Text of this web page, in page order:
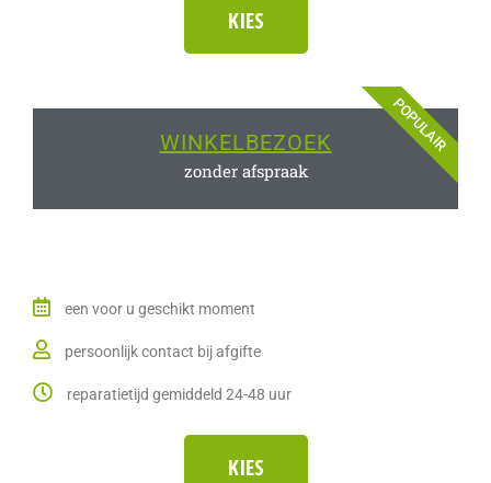
KIES
POPULAIR
WINKELBEZOEK
zonder afspraak
een voor u geschikt moment
persoonlijk contact bij afgifte
reparatietijd gemiddeld 24-48 uur
KIES